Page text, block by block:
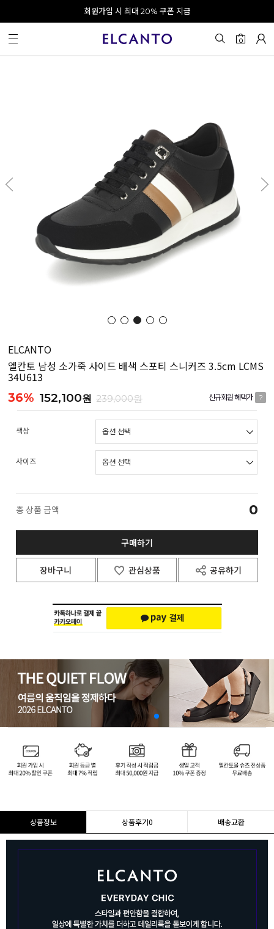
오전 10시 이전 결제 완료 시 오늘 출발!
회원가입 시 최대 20% 쿠폰 지급
0
ELCANTO
엘칸토 남성 소가죽 사이드 배색 스포티 스니커즈 3.5cm LCMS
34U613
36% 152,100원 239,000원 신규회원 혜택가 ?
색상
사이즈
총 상품 금액 0
구매하기
장바구니 관심상품 공유하기
상품정보 상품후기0 배송교환